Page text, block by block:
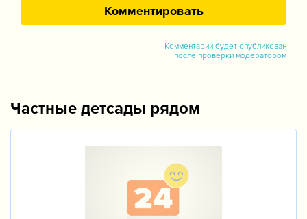
Комментарий будет опубликован
после проверки модератором
Частные детсады рядом